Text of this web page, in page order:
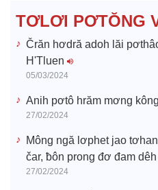
TƠLƠI PƠTŎNG
Črăn hơdră adoh lăi
H'Tluen
05/03/2024
Anih pơtô hrăm mơng
27/02/2024
Mông ngă lơphet jao
čar, ƀôn prong đơ đam
27/02/2024